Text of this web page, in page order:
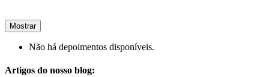
Mostrar
Não há depoimentos disponíveis.
Artigos do nosso blog: